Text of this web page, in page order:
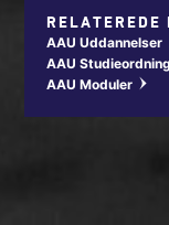
RELATEREDE
AAU Uddannelser
AAU
AAU Moduler w